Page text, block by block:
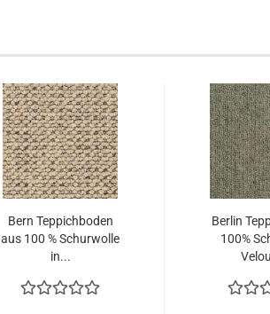
Bern Teppichboden
aus 100 % Schurwolle
in...
Berlin
100%